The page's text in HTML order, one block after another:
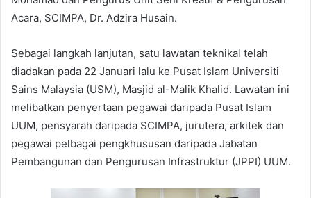
Acara, SCIMPA, Dr. Adzira Husain.
Sebagai langkah lanjutan, satu lawatan teknikal telah
diadakan pada 22 Januari lalu ke Pusat Islam Universiti
Sains Malaysia (USM), Masjid al-Malik Khalid. Lawatan ini
melibatkan penyertaan pegawai daripada Pusat Islam
UUM, pensyarah daripada SCIMPA, jurutera, arkitek dan
pegawai pelbagai pengkhususan daripada Jabatan
Pembangunan dan Pengurusan Infrastruktur (JPPI) UUM.